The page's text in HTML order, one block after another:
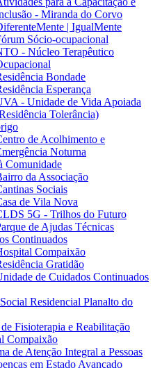
- Miranda do Corvo
| IgualMente
Sócio-ocupacional
- Núcleo Terapêutico
Bondade
Esperança
- Unidade de Vida Apoiada
Tolerância)
de Acolhimento e
Noturna
Comunidade
da Associação
Sociais
de Vila Nova
5G - Trilhos do Futuro
de Ajudas Técnicas
Continuados
Compaixão
Gratidão
de Cuidados Continuados
Residencial Planalto do
Fisioterapia e Reabilitação
Compaixão
de Atenção Integral a Pessoas
em Estado Avançado